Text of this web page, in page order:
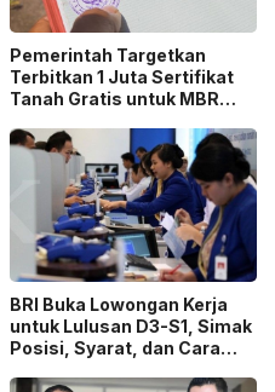
Pemerintah Targetkan
Terbitkan 1 Juta Sertifikat
Tanah Gratis untuk MBR
BRI Buka Lowongan Kerja
untuk Lulusan D3-S1, Simak
Posisi, Syarat, dan Cara